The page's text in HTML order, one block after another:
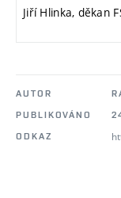
Jiří Hlinka, děkan
AUTOR
PUBLIKOVÁNO
ODKAZ